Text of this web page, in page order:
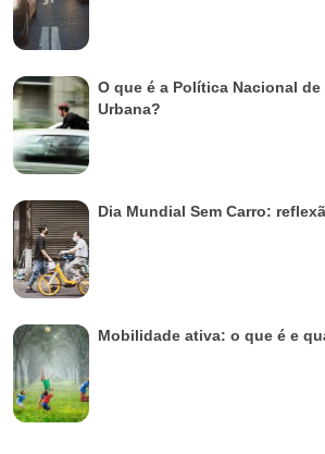
O que é a Política Nacional
Urbana?
Dia Mundial Sem Carro:
Mobilidade ativa: o que é e